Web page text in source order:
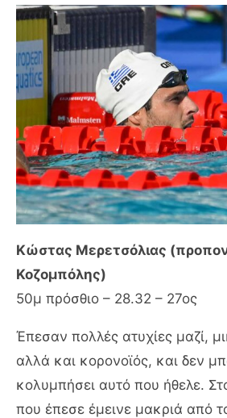
Κώστας Μερετσόλιας
Κοζομπόλης)
50μ πρόσθιο – 28.32 – 27ος
Έπεσαν πολλές ατυχίες μαζί,
αλλά και κορονοϊός, και δεν
κολυμπήσει αυτό που ήθελε.
που έπεσε έμεινε μακριά από